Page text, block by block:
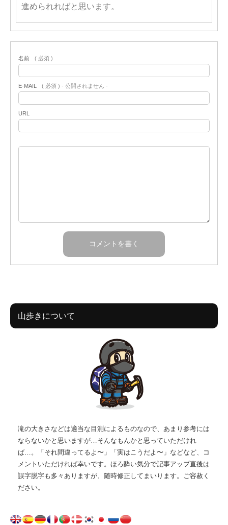
進められればと思います。
名前 ( 必須 )
E-MAIL ( 必須 ) - 公開されません -
URL
山歩きについて
滝の大きさなどは適当な目測によるものなので、あまり参考には
ならないかと思いますが…そんなもんかと思っていただけれ
ば…。「それ間違ってるよ〜」「実はこうだよ〜」などなど、コ
メントいただければ幸いです。ほろ酔い気分で記事アップ直後は
誤字脱字も多々ありますが、随時修正してまいります。ご容赦く
ださい。